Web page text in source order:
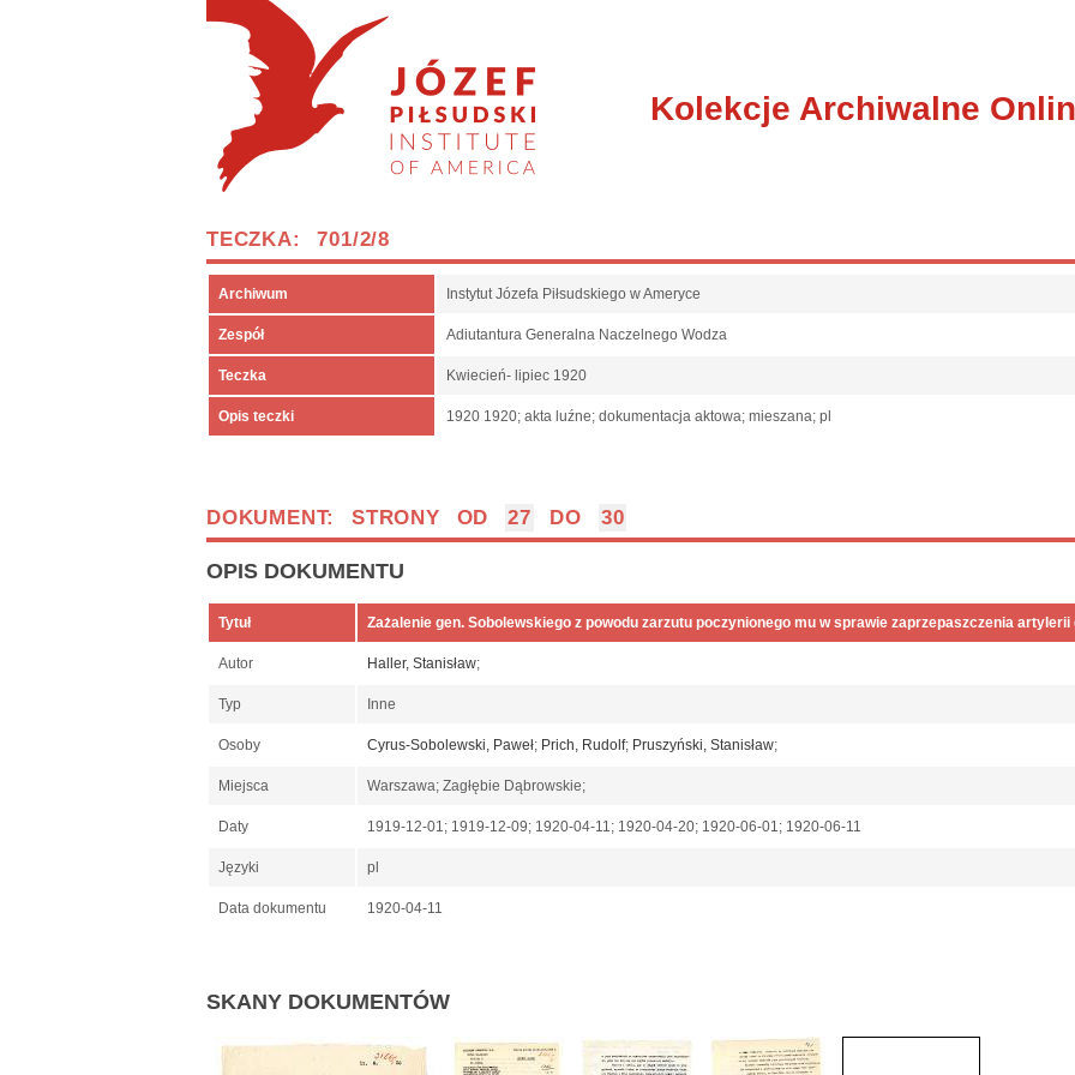
Kolekcje Archiwalne
TECZKA: 701/2/8
Archiwum Instytut Józefa Piłsudskiego w Ameryce
Zespół Adiutantura Generalna Naczelnego Wodza
Teczka Kwiecień- lipiec 1920
Opis teczki 1920 1920; akta luźne; dokumentacja aktowa; mieszana; pl
DOKUMENT: STRONY OD 27 DO 30
OPIS DOKUMENTU
Tytuł Zażalenie gen. Sobolewskiego z powodu zarzutu poczynionego mu w sprawie zaprzepaszczenia
Autor Haller, Stanisław;
Typ Inne
Osoby Cyrus-Sobolewski, Paweł; Prich, Rudolf; Pruszyński, Stanisław;
Miejsca Warszawa; Zagłębie Dąbrowskie;
Daty 1919-12-01; 1919-12-09; 1920-04-11; 1920-04-20; 1920-06-01; 1920-06-11
Języki pl
Data dokumentu 1920-04-11
SKANY DOKUMENTÓW